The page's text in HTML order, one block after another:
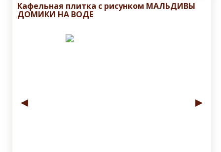
Кафельная плитка с рисунком МАЛЬДИВЫ
ДОМИКИ НА ВОДЕ
◄ ►